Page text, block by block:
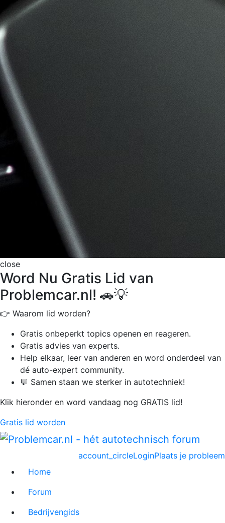
close
Word Nu Gratis Lid van
Problemcar.nl! 🚗💡
👉 Waarom lid worden?
Gratis onbeperkt topics openen en reageren.
Gratis advies van experts.
Help elkaar, leer van anderen en word onderdeel van
dé auto-expert community.
💬 Samen staan we sterker in autotechniek!
Klik hieronder en word vandaag nog GRATIS lid!
Gratis lid worden
Plaats je probleem
account_circleLogin
Home
Forum
Bedrijvengids